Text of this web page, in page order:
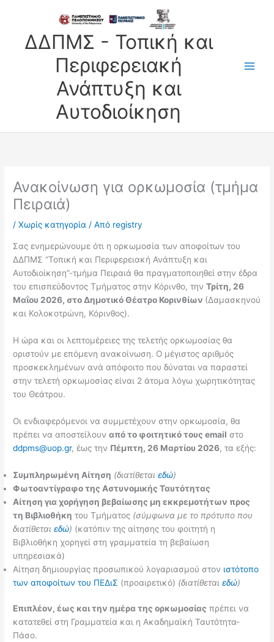
περιεχόμενοΔΔΠΜΣ - Τοπική και
Περιφερειακή
Ανάπτυξη και
Αυτοδιοίκηση
Ανακοίνωση για ορκωμοσία (τμήμα
Πειραιά)
/Χωρίς κατηγορία / Από registry
Σας ενημερώνουμε ότι η ορκωμοσία των αποφοίτων του
ΔΔΠΜΣ “Τοπική και Περιφερειακή Ανάπτυξη και
Αυτοδιοίκηση”-τμήμα Πειραιά θα πραγματοποιηθεί στην έδρα
του επισπεύδοντος Τμήματος στην Κόρινθο, τηνΤρίτη, 26
Μαΐου 2026, στο Δημοτικό Θέατρο Κορινθίων (Δαμασκηνού
και Κολοκοτρώνη, Κόρινθος).
Η ώρα και οι λεπτομέρειες της τελετής ορκωμοσίας θα
οριστούν με επόμενη ανακοίνωση. Ο μέγιστος αριθμός
προσκεκλημένων ανά απόφοιτο που δύναται να παραστεί
στην τελετή ορκωμοσίας είναι 2 άτομα λόγω χωρητικότητας
του Θεάτρου.
Οι ενδιαφερόμενοι να συμμετέχουν στην ορκωμοσία, θα
πρέπει να αποστείλουναπό το φοιτητικό τους email στο
ddpms@uop.gr, έως την Πέμπτη, 26 Μαρτίου 2026, τα εξής:
Συμπληρωμένη Αίτηση (διατίθεταιεδώ)
Φωτοαντίγραφο της Αστυνομικής Ταυτότητας
Αίτηση για χορήγηση βεβαίωσης μη εκκρεμοτήτων προς
τη Βιβλιοθήκη του Τμήματος (σύμφωνα με το πρότυπο που
διατίθεταιεδώ) (κατόπιν της αίτησης του φοιτητή η
Βιβλιοθήκη χορηγεί στη γραμματεία τη βεβαίωση
υπηρεσιακά)
Αίτηση δημιουργίας προσωπικού λογαριασμού στον ιστότοπο
των αποφοίτων του ΠΕΔιΣ (προαιρετικό) (διατίθεταιεδώ)
Επιπλέον, έως και την ημέρα της ορκωμοσίας πρέπει να
κατατεθεί στη Γραμματεία και η Ακαδημαϊκή Ταυτότητα-
Πάσο.